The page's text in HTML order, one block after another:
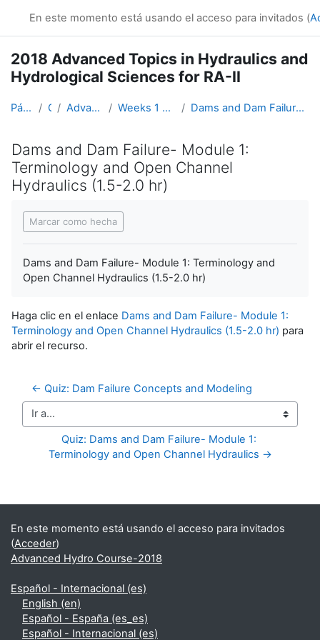
En este momento está usando el acceso para invitados (
2018 Advanced Topics in Hydraulics and
Hydrological Sciences for RA-II
Página Principal Cursos Advanced Hydro Course-2018 Weeks 1 and 2: Hydraulics (19 March - 1 April) Dams and Dam Failure- Module 1: Terminology and Open Channel Hydraulics (1.5-2.0 hr)
Dams and Dam Failure- Module 1:
Terminology and Open Channel
Hydraulics (1.5-2.0 hr)
Marcar como hecha
Dams and Dam Failure- Module 1: Terminology and
Open Channel Hydraulics (1.5-2.0 hr)
Haga clic en el enlace Dams and Dam Failure- Module 1:
Terminology and Open Channel Hydraulics (1.5-2.0 hr) para
abrir el recurso.
← Quiz: Dam Failure Concepts and Modeling
Ir a...
Quiz: Dams and Dam Failure- Module 1:
Terminology and Open Channel Hydraulics →
Bloques suplementarios
En este momento está usando el acceso para invitados
(Acceder)
Advanced Hydro Course-2018
Español - Internacional ‎(es)‎
English ‎(en)‎
Español - España ‎(es_es)‎
Español - Internacional ‎(es)‎